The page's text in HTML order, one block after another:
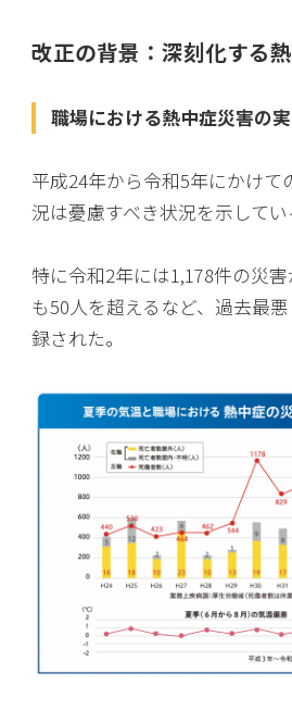
改正の背景：深刻化する
職場における熱中症災害の
平成24年から令和5年にかけて
況は憂慮すべき状況を示してい
特に令和2年には1,178件の災
も50人を超えるなど、過去最
録された。